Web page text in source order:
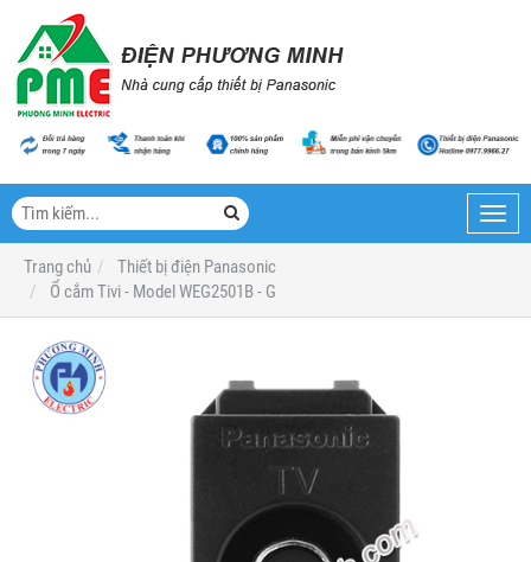
Trang chủ
Thiết bị điện Panasonic
Ổ cắm Tivi - Model WEG2501B - G